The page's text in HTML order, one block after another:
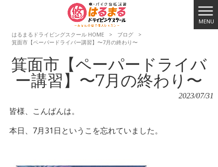
MENU
はるまるドライビングスクール HOME
> ブログ
>
箕面市【ペーパードライバー講習】〜7月の終わり〜
箕面市【ペーパードライバ
ー講習】〜7月の終わり〜
2023/07/31
皆様、こんばんは。
本日、7月31日というこを忘れていました。